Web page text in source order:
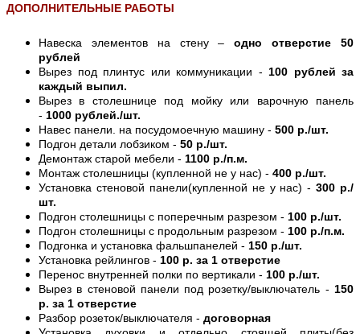
ДОПОЛНИТЕЛЬНЫЕ РАБОТЫ
Навеска элементов на стену –одно отверстие 50
рублей
Вырез под плинтус или коммуникации - 100 рублей за
каждый выпил.
Вырез в столешнице под мойку или варочную панель
- 1000 рублей./шт.
Навес панели. на посудомоечную машину - 500 р./шт.
Подгон детали лобзиком - 50 р./шт.
Демонтаж старой мебели - 1100 р./п.м.
Монтаж столешницы (купленной не у нас) - 400 р./шт.
Установка стеновой панели(купленной не у нас) -300 р./
шт.
Подгон столешницы с поперечным разрезом - 100 р./шт.
Подгон столешницы с продольным разрезом - 100 р./п.м.
Подгонка и установка фальшпанелей - 150 р./шт.
Установка рейлингов - 100 р. за 1 отверстие
Перенос внутренней полки по вертикали - 100 р./шт.
Вырез в стеновой панели под розетку/выключатель - 150
р. за 1 отверстие
Разбор розеток/выключателя - договорная